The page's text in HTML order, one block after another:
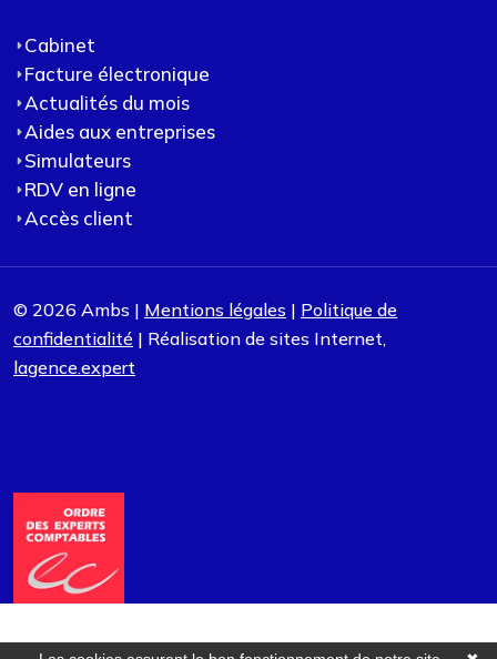
Cabinet
Facture électronique
Actualités du mois
Aides aux entreprises
Simulateurs
RDV en ligne
Accès client
© 2026 Ambs | Mentions légales | Politique de
confidentialité | Réalisation de sites Internet,
lagence.expert